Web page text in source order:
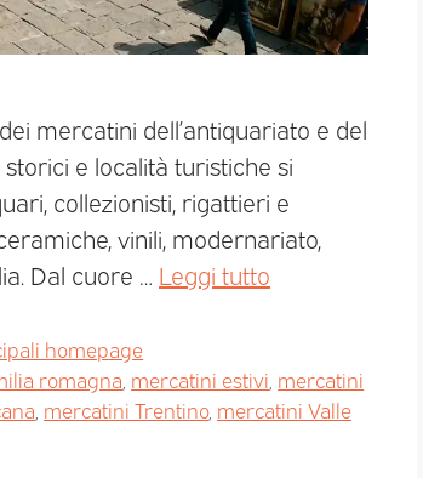
mercatini dell’antiquariato e del
e località turistiche si
collezionisti, rigattieri e
vinili, modernariato,
Dal cuore … Leggi tutto
homepage
romagna mercatini estivi mercatini
mercatini Trentino, mercatini Valle